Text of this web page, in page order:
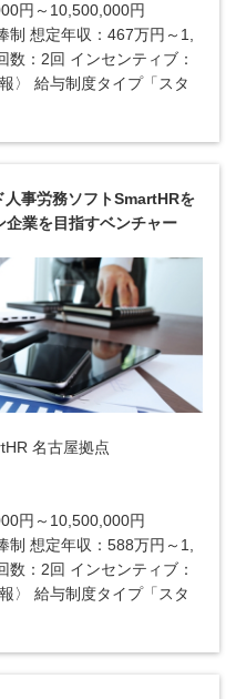
円～10,500,000円
制 想定年収：467万円～1,
数：2回 インセンティブ：
〉 給与制度タイプ「スタ
人事労務ソフトSmartHRを
業を目指すベンチャー
名古屋拠点
円～10,500,000円
制 想定年収：588万円～1,
数：2回 インセンティブ：
〉 給与制度タイプ「スタ